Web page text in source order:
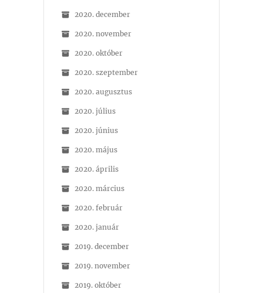
2020. december
2020. november
2020. október
2020. szeptember
2020. augusztus
2020. július
2020. június
2020. május
2020. április
2020. március
2020. február
2020. január
2019. december
2019. november
2019. október